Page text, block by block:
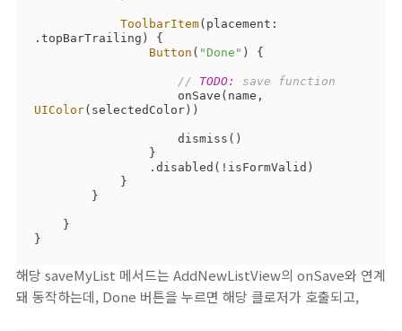
ToolbarItem(placement:
.topBarTrailing) {
Button ( "Done" ) {
// TODO:
save function
UIColor(selectedColor))
                .disabled(
! isFormValid)
}
해당 saveMyList 메서드는 AddNewListView의 onSave와 연계
돼 동작하는데, Done 버튼을 누르면 해당 클로저가 호출되고,